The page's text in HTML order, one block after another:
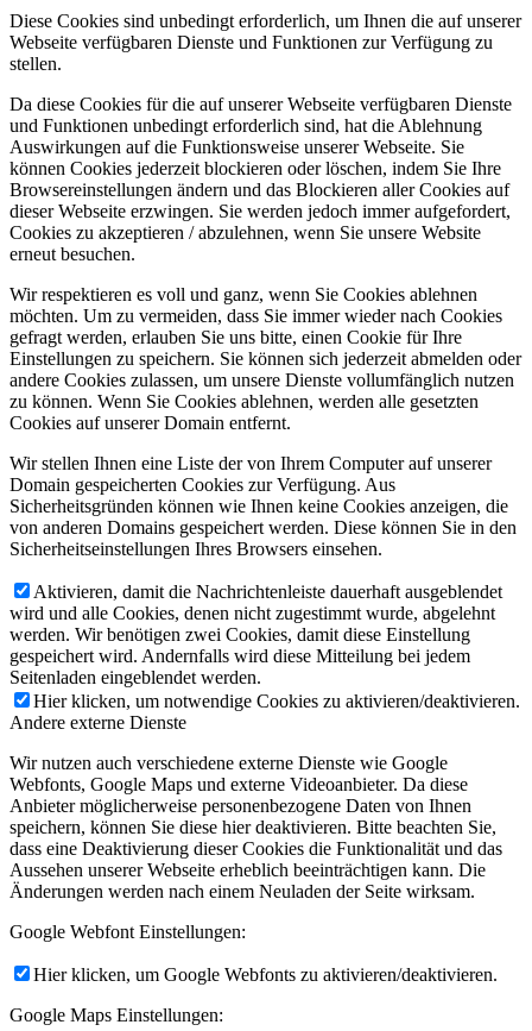
Diese Cookies sind unbedingt erforderlich, um Ihnen die auf unserer
Webseite verfügbaren Dienste und Funktionen zur Verfügung zu
stellen.
Da diese Cookies für die auf unserer Webseite verfügbaren Dienste
und Funktionen unbedingt erforderlich sind, hat die Ablehnung
Auswirkungen auf die Funktionsweise unserer Webseite. Sie
können Cookies jederzeit blockieren oder löschen, indem Sie Ihre
Browsereinstellungen ändern und das Blockieren aller Cookies auf
dieser Webseite erzwingen. Sie werden jedoch immer aufgefordert,
Cookies zu akzeptieren / abzulehnen, wenn Sie unsere Website
erneut besuchen.
Wir respektieren es voll und ganz, wenn Sie Cookies ablehnen
möchten. Um zu vermeiden, dass Sie immer wieder nach Cookies
gefragt werden, erlauben Sie uns bitte, einen Cookie für Ihre
Einstellungen zu speichern. Sie können sich jederzeit abmelden oder
andere Cookies zulassen, um unsere Dienste vollumfänglich nutzen
zu können. Wenn Sie Cookies ablehnen, werden alle gesetzten
Cookies auf unserer Domain entfernt.
Wir stellen Ihnen eine Liste der von Ihrem Computer auf unserer
Domain gespeicherten Cookies zur Verfügung. Aus
Sicherheitsgründen können wie Ihnen keine Cookies anzeigen, die
von anderen Domains gespeichert werden. Diese können Sie in den
Sicherheitseinstellungen Ihres Browsers einsehen.
Aktivieren, damit die Nachrichtenleiste dauerhaft ausgeblendet
wird und alle Cookies, denen nicht zugestimmt wurde, abgelehnt
werden. Wir benötigen zwei Cookies, damit diese Einstellung
gespeichert wird. Andernfalls wird diese Mitteilung bei jedem
Seitenladen eingeblendet werden.
Hier klicken, um notwendige Cookies zu aktivieren/deaktivieren.
Andere externe Dienste
Wir nutzen auch verschiedene externe Dienste wie Google
Webfonts, Google Maps und externe Videoanbieter. Da diese
Anbieter möglicherweise personenbezogene Daten von Ihnen
speichern, können Sie diese hier deaktivieren. Bitte beachten Sie,
dass eine Deaktivierung dieser Cookies die Funktionalität und das
Aussehen unserer Webseite erheblich beeinträchtigen kann. Die
Änderungen werden nach einem Neuladen der Seite wirksam.
Google Webfont Einstellungen:
Hier klicken, um Google Webfonts zu aktivieren/deaktivieren.
Google Maps Einstellungen: